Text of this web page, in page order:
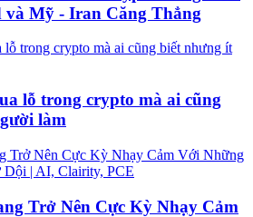
và Mỹ - Iran Căng Thẳng
lỗ trong crypto mà ai cũng
làm
Trở Nên Cực Kỳ Nhạy Cảm